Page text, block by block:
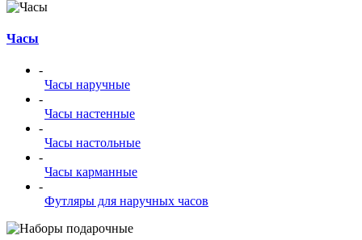
Часы
-
Часы наручные
-
Часы настенные
-
Часы настольные
-
Часы карманные
-
Футляры для наручных часов